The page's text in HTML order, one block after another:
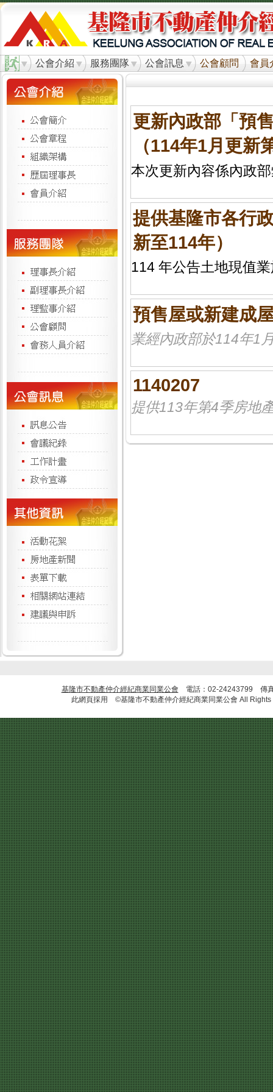
公會介紹 服務團隊 公會訊息 公會顧問 會員
更新內政部「預
（114年1月更新
本次更新內容係內政
提供基隆市各行
新至114年）
114 年公告土地現值
預售屋或新建成
業經內政部於114年1
1140207
提供113年第4季房地
基隆市不動產仲介經紀商業同業公會 電話：02-24243799 傳
此網頁採用 ©基隆市不動產仲介經紀商業同業公會 All Rights